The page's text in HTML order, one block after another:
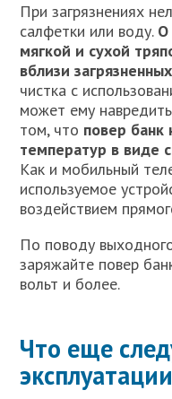
При загрязнениях
салфетки или воду. О
мягкой и сухой
вблизи
чистка с
может ему
том, что повер банк
температур в виде
Как и мобильный
используемое
воздействием
По поводу
заряжайте повер
вольт и более.
Что еще
эксплуатации